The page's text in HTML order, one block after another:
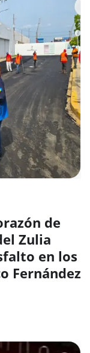
de
Zulia
en los
Fernández